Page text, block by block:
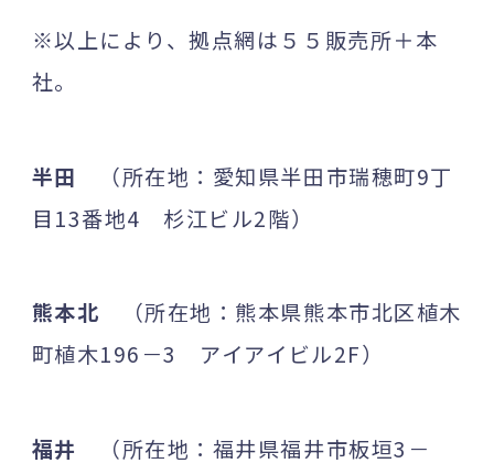
※以上により、拠点網は５５販売所＋本
社。
半田 （所在地：愛知県半田市瑞穂町9丁
目13番地4 杉江ビル2階）
熊本北 （所在地：熊本県熊本市北区植木
町植木196－3 アイアイビル2F）
福井 （所在地：福井県福井市板垣3－